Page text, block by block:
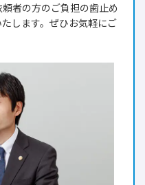
者の方のご負担の歯止め
します。ぜひお気軽にご